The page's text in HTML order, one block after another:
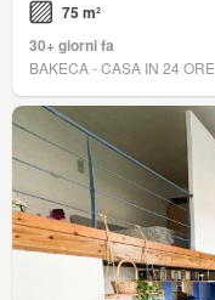
75 m²
30+ giorni fa
BAKECA - CASA IN 24 ORE